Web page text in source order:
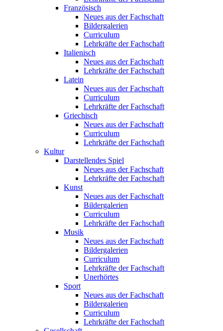
Französisch
Neues aus der Fachschaft
Bildergalerien
Curriculum
Lehrkräfte der Fachschaft
Italienisch
Neues aus der Fachschaft
Lehrkräfte der Fachschaft
Latein
Neues aus der Fachschaft
Curriculum
Lehrkräfte der Fachschaft
Griechisch
Neues aus der Fachschaft
Curriculum
Lehrkräfte der Fachschaft
Kultur
Darstellendes Spiel
Neues aus der Fachschaft
Lehrkräfte der Fachschaft
Kunst
Neues aus der Fachschaft
Bildergalerien
Curriculum
Lehrkräfte der Fachschaft
Musik
Neues aus der Fachschaft
Bildergalerien
Curriculum
Lehrkräfte der Fachschaft
Unerhörtes
Sport
Neues aus der Fachschaft
Bildergalerien
Curriculum
Lehrkräfte der Fachschaft